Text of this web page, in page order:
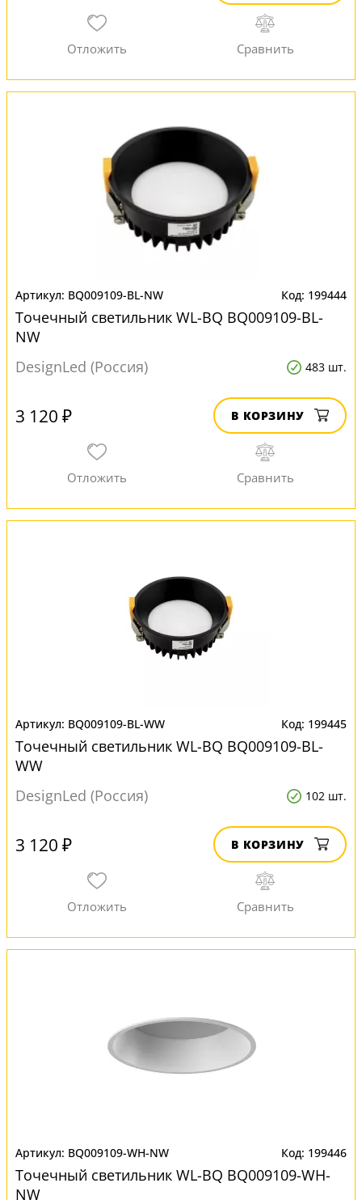
BQ009109-BL-NW 199444
Точечный светильник WL-BQ BQ009109-BL-
NW
DesignLed (Россия)
483 шт.
3 120 ₽ В КОРЗИНУ
BQ009109-BL-WW 199445
Точечный светильник WL-BQ BQ009109-BL-
WW
DesignLed (Россия)
102 шт.
3 120 ₽ В КОРЗИНУ
BQ009109-WH-NW 199446
Точечный светильник WL-BQ BQ009109-WH-
NW